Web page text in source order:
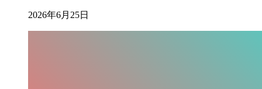
2026年6月25日